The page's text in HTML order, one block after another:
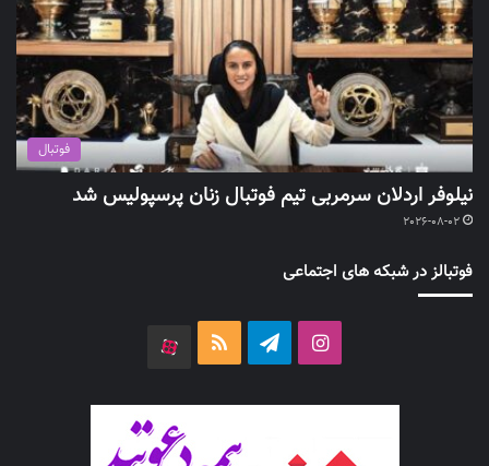
فوتبال
نیلوفر اردلان سرمربی تیم فوتبال زنان پرسپولیس شد
2026-08-02
فوتبالز در شبکه های اجتماعی
اینستاگرامتلگرام خوراک